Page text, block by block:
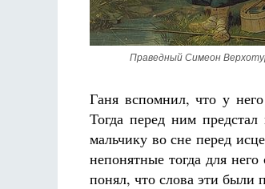
Праведный Симеон
Ганя вспомнил, что у
Тогда перед ним
мальчику во сне перед
непонятные тогда для
понял, что слова эти были